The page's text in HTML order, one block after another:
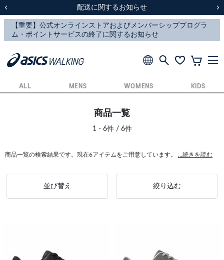
スクスク（SUKU2）価格改定のお知らせ
配送に関するお知らせ
スクスク（SUKU2）価格改定のお知らせ
配送に関するお知らせ
ALL MENS WOMENS KIDS
商品一覧
1 - 6件 / 6件
商品一覧の検索結果です。現在6アイテムをご用意しています。 ...続きを読む
並び替え 絞り込む